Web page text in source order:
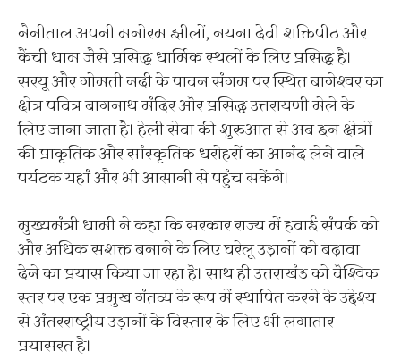
नैनीताल अपनी मनोरम झीलों, नयना देवी शक्तिपीठ और
कैंची धाम जैसे प्रसिद्ध धार्मिक स्थलों के लिए प्रसिद्ध है।
सरयू और गोमती नदी के पावन संगम पर स्थित बागेश्वर का
क्षेत्र पवित्र बागनाथ मंदिर और प्रसिद्ध उत्तरायणी मेले के
लिए जाना जाता है। हेली सेवा की शुरुआत से अब इन क्षेत्रों
की प्राकृतिक और सांस्कृतिक धरोहरों का आनंद लेने वाले
पर्यटक यहां और भी आसानी से पहुंच सकेंगे।
मुख्यमंत्री धामी ने कहा कि सरकार राज्य में हवाई संपर्क को
और अधिक सशक्त बनाने के लिए घरेलू उड़ानों को बढ़ावा
देने का प्रयास किया जा रहा है। साथ ही उत्तराखंड को वैश्विक
स्तर पर एक प्रमुख गंतव्य के रूप में स्थापित करने के उद्देश्य
से अंतरराष्ट्रीय उड़ानों के विस्तार के लिए भी लगातार
प्रयासरत है।